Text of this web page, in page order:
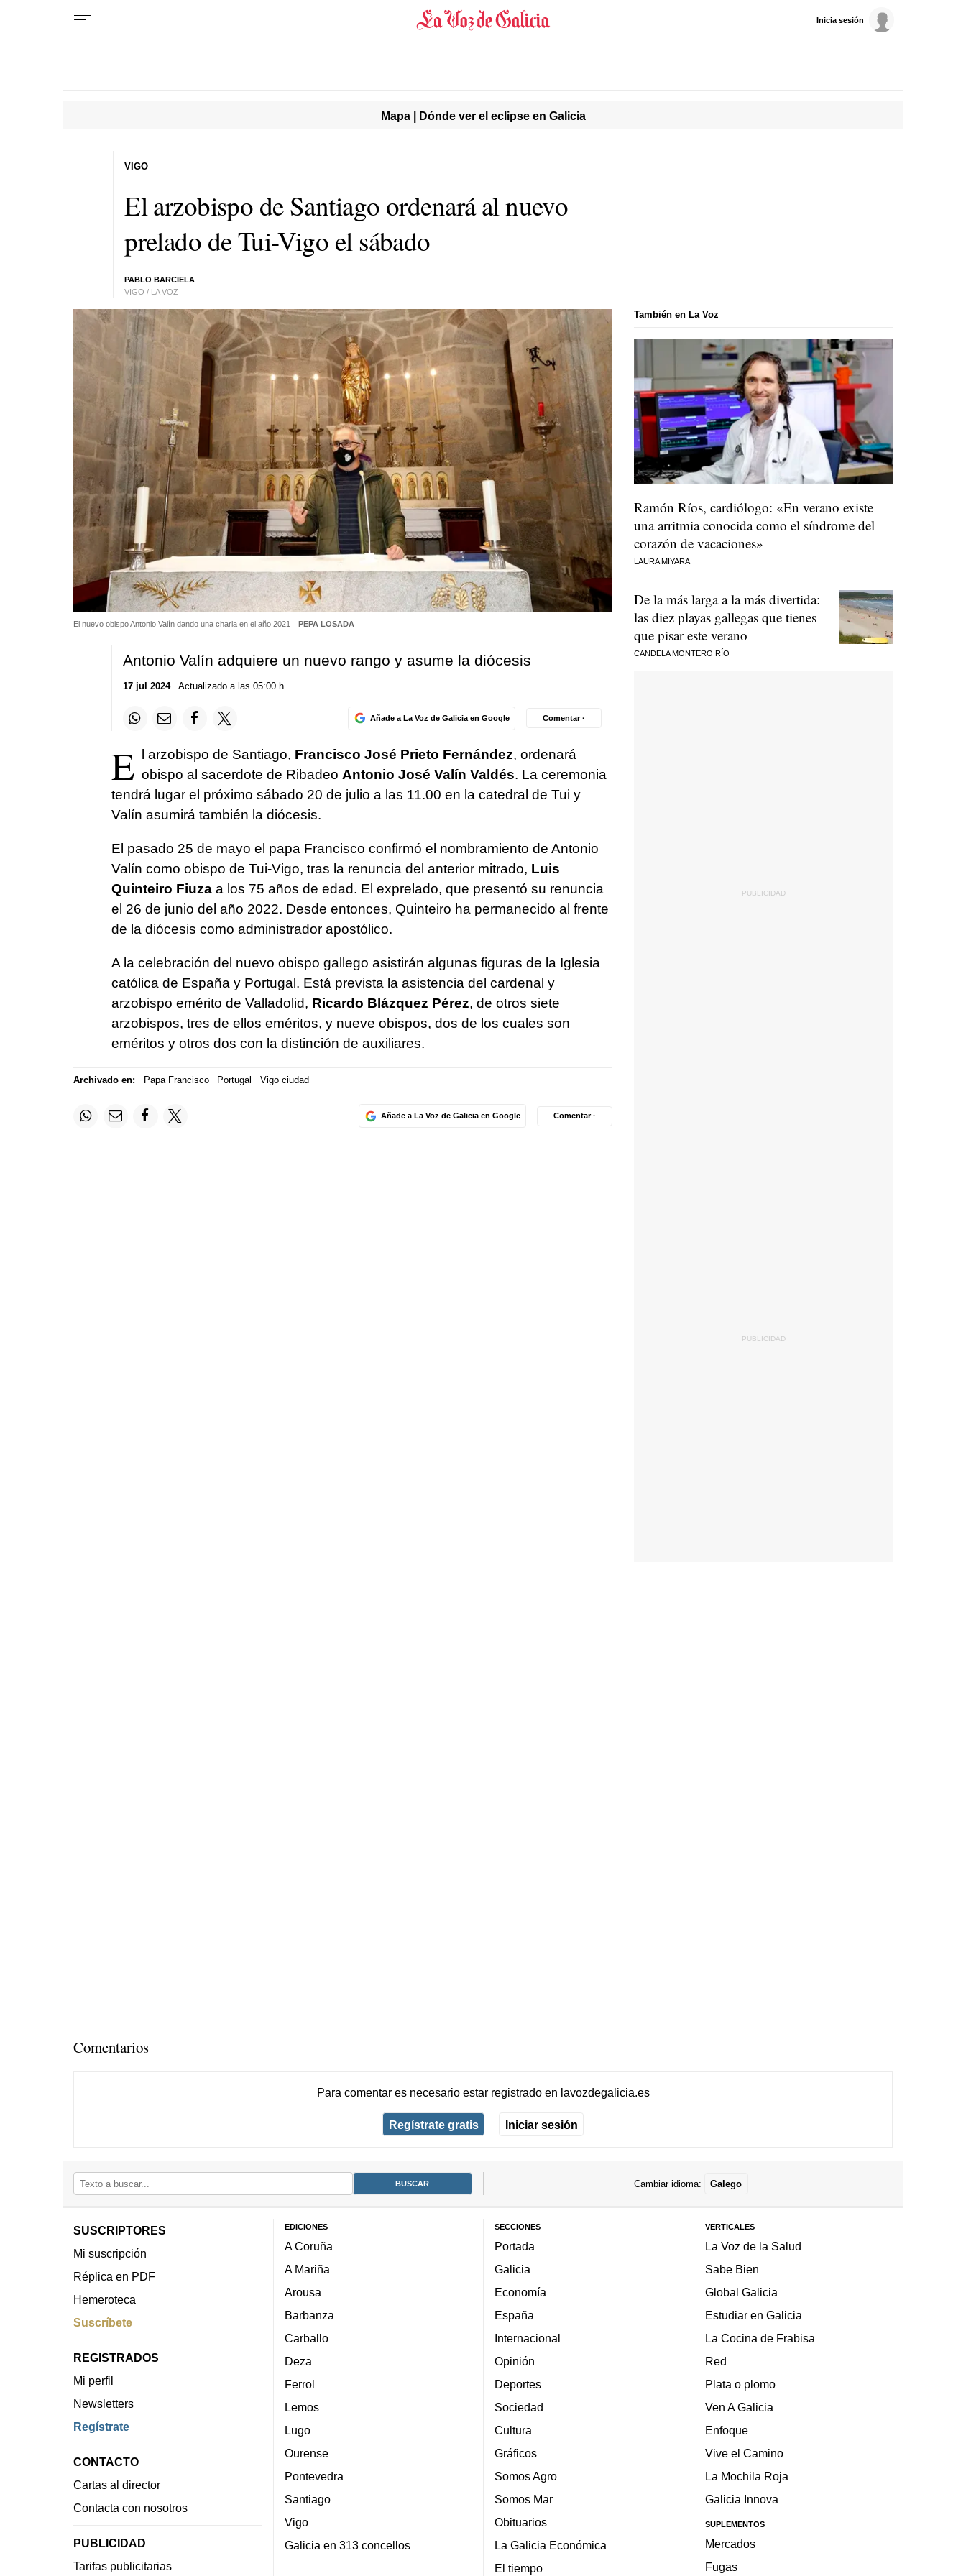
Inicia sesión
Mapa | Dónde ver el eclipse en Galicia
El arzobispo de Santiago ordenará al nuevo
prelado de Tui-Vigo el sábado
PABLO BARCIELA
VIGO / LA VOZ
VIGO
El nuevo obispo Antonio Valín dando una charla en el año 2021 PEPA LOSADA
Antonio Valín adquiere un nuevo rango y asume la diócesis
17 jul 2024. Actualizado a las 05:00 h.
Añade a La Voz de Galicia en Google Comentar ·
E l arzobispo de Santiago, Francisco José Prieto Fernández, ordenará
obispo al sacerdote de Ribadeo Antonio José Valín Valdés. La ceremonia
tendrá lugar el próximo sábado 20 de julio a las 11.00 en la catedral de Tui y
Valín asumirá también la diócesis.
El pasado 25 de mayo el papa Francisco confirmó el nombramiento de Antonio
Valín como obispo de Tui-Vigo, tras la renuncia del anterior mitrado, Luis
Quinteiro Fiuzaa los 75 años de edad. El exprelado, que presentó su renuncia
el 26 de junio del año 2022. Desde entonces, Quinteiro ha permanecido al frente
de la diócesis como administrador apostólico.
A la celebración del nuevo obispo gallego asistirán algunas figuras de la Iglesia
católica de España y Portugal. Está prevista la asistencia del cardenal y
arzobispo emérito de Valladolid, Ricardo Blázquez Pérez, de otros siete
arzobispos, tres de ellos eméritos, y nueve obispos, dos de los cuales son
eméritos y otros dos con la distinción de auxiliares.
Archivado en: Papa Francisco Portugal Vigo ciudad
Añade a La Voz de Galicia en Google Comentar ·
También en La Voz
Ramón Ríos, cardiólogo: «En verano existe
una arritmia conocida como el síndrome del
corazón de vacaciones»
LAURA MIYARA
De la más larga a la más divertida:
las diez playas gallegas que tienes
que pisar este verano
CANDELA MONTERO RÍO
Comentarios
Para comentar es necesario estar registradoen lavozdegalicia.es
Regístrate gratis Iniciar sesión
Cambiar idioma: Galego
SUSCRIPTORES
Mi suscripción
Réplica en PDF
Hemeroteca
Suscríbete
REGISTRADOS
Mi perfil
Newsletters
Regístrate
CONTACTO
Cartas al director
Contacta con nosotros
PUBLICIDAD
Tarifas publicitarias
EDICIONES
A Coruña
A Mariña
Arousa
Barbanza
Carballo
Deza
Ferrol
Lemos
Lugo
Ourense
Pontevedra
Santiago
Vigo
Galicia en 313 concellos
SECCIONES
Portada
Galicia
Economía
España
Internacional
Opinión
Deportes
Sociedad
Cultura
Gráficos
Somos Agro
Somos Mar
Obituarios
La Galicia Económica
El tiempo
VERTICALES
La Voz de la Salud
Sabe Bien
Global Galicia
Estudiar en Galicia
La Cocina de Frabisa
Red
Plata o plomo
Ven A Galicia
Enfoque
Vive el Camino
La Mochila Roja
Galicia Innova
SUPLEMENTOS
Mercados
Fugas